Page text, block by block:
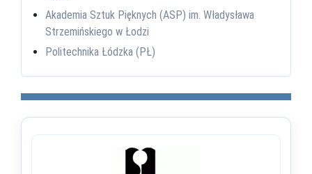
Akademia Sztuk Pięknych (ASP) im. Władysława
Strzemińskiego w Łodzi
Politechnika Łódzka (PŁ)